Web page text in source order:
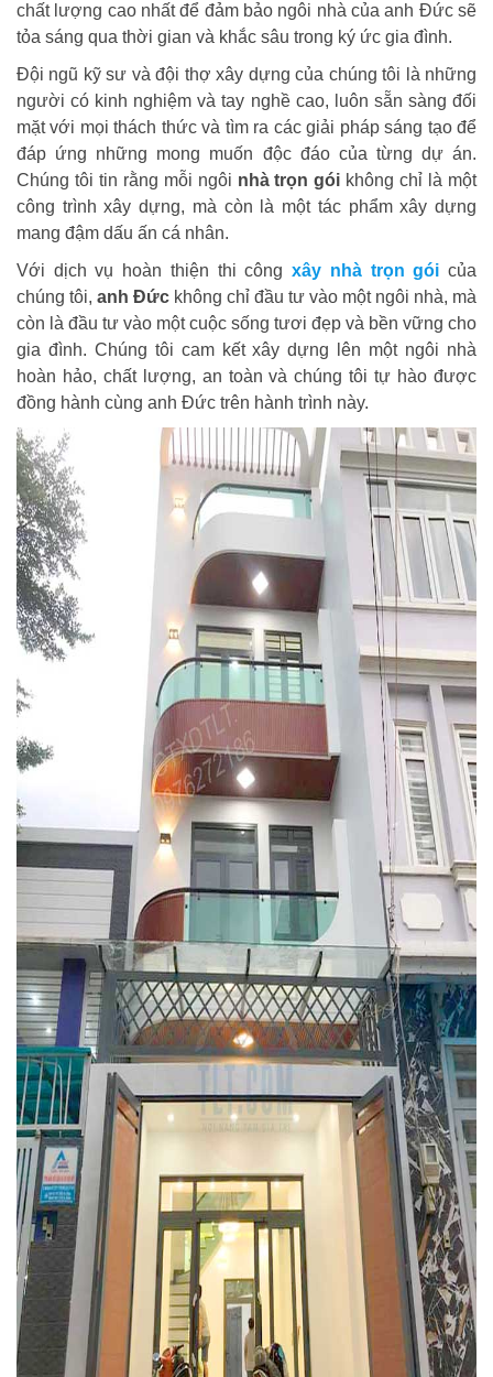
chất lượng cao nhất để đảm bảo ngôi nhà của anh Đức sẽ
tỏa sáng qua thời gian và khắc sâu trong ký ức gia đình.
Đội ngũ kỹ sư và đội thợ xây dựng của chúng tôi là những
người có kinh nghiệm và tay nghề cao, luôn sẵn sàng đối
mặt với mọi thách thức và tìm ra các giải pháp sáng tạo để
đáp ứng những mong muốn độc đáo của từng dự án.
Chúng tôi tin rằng mỗi ngôi nhà trọn gói không chỉ là một
công trình xây dựng, mà còn là một tác phẩm xây dựng
mang đậm dấu ấn cá nhân.
Với dịch vụ hoàn thiện thi côngxây nhà trọn gói của
chúng tôi, anh Đức không chỉ đầu tư vào một ngôi nhà, mà
còn là đầu tư vào một cuộc sống tươi đẹp và bền vững cho
gia đình. Chúng tôi cam kết xây dựng lên một ngôi nhà
hoàn hảo, chất lượng, an toàn và chúng tôi tự hào được
đồng hành cùng anh Đức trên hành trình này.